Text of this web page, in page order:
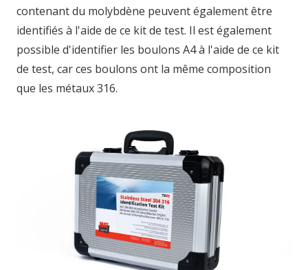
contenant du molybdène peuvent également être
identifiés à l'aide de ce kit de test. Il est également
possible d'identifier les boulons A4 à l'aide de ce kit
de test, car ces boulons ont la même composition
que les métaux 316.